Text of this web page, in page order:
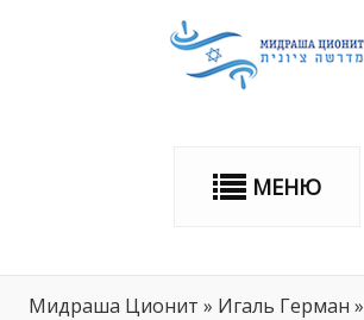
МЕНЮ
Мидраша Ционит » Игаль Герман »